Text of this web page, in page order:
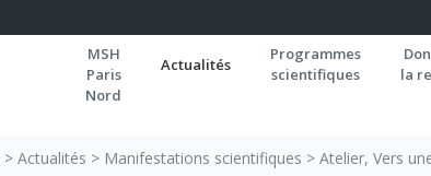
MSH
Paris
Nord
Actualités
Programmes
scientifiques
la
> Actualités > Manifestations scientifiques > Atelier, Vers